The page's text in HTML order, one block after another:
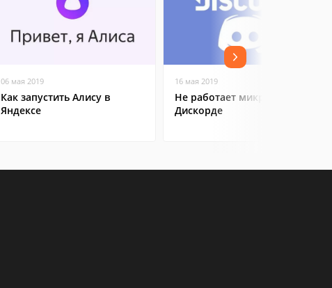
06 мая 2019
Как запустить Алису в
Яндексе
16 мая 2019
Не работает микрофон в
Дискорде